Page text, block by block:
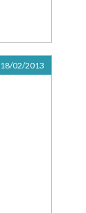
18/02/2013